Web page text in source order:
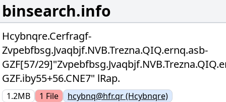
binsearch.info
Hcybnqre.Cerfragf-
Zvpebfbsg.Jvaqbjf.NVB.Trezna.QIQ.ernq.asb-
GZF[57/
GZF.iby55+56.CNE7" lRap.
1.2MB 1 File
hcybnq@hfr.qr (Hcybnqre)